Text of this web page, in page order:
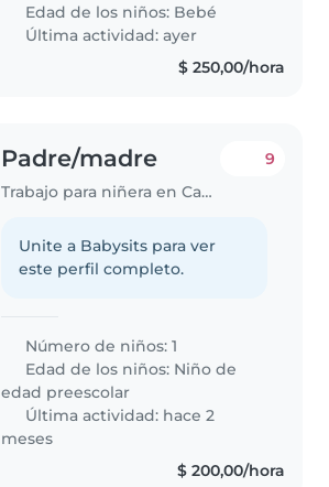
Edad de los niños: Bebé
Última actividad: ayer
$ 250,00/hora
Padre/madre
Trabajo para niñera en Canelones
9
Unite a Babysits para ver
este perfil completo.
Número de niños: 1
Edad de los niños: Niño de
edad preescolar
Última actividad: hace 2
meses
$ 200,00/hora